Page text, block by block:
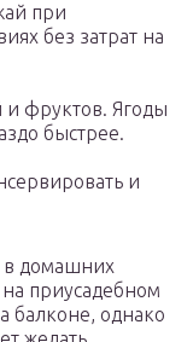
при
без затрат на
фруктов. Ягоды
быстрее.
и
домашних
приусадебном
балконе, однако